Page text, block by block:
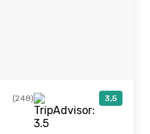
(248) 3,5